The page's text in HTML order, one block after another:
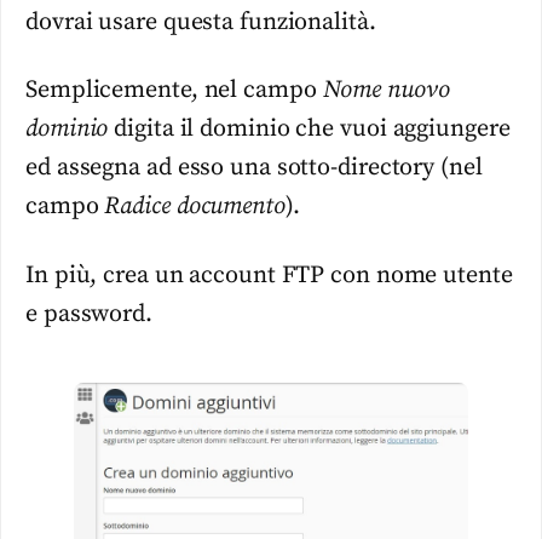
dovrai usare questa funzionalità.
Semplicemente, nel campo Nome nuovo
dominio digita il dominio che vuoi aggiungere
ed assegna ad esso una sotto-directory (nel
campoRadice documento).
In più, crea un account FTP con nome utente
e password.